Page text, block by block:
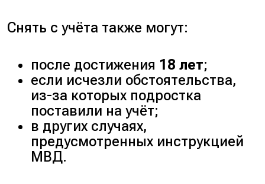
Снять с учёта также могут:
после достижения 18 лет;
если исчезли обстоятельства,
из-за которых подростка
поставили на учёт;
в других случаях,
предусмотренных инструкцией
МВД.